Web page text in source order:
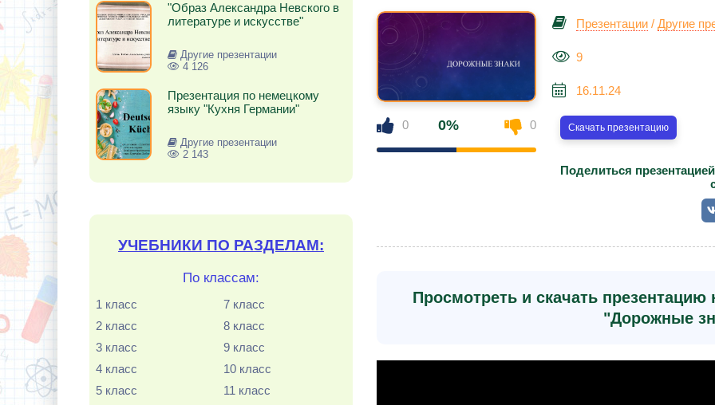
"Образ Александра Невского в
литературе и искусстве"
Другие презентации
4 126
Презентация по немецкому
языку "Кухня Германии"
Другие презентации
2 143
УЧЕБНИКИ ПО РАЗДЕЛАМ:
По классам:
1 класс
2 класс
3 класс
4 класс
5 класс
7 класс
8 класс
9 класс
10 класс
11 класс
0 0% 0
Презентации / Другие
9
16.11.24
Скачать презентацию
Поделиться
Просмотреть и скачать
"Дорожные